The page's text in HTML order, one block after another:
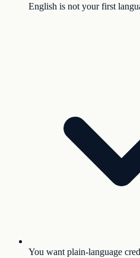
English is not your first
You want plain-language